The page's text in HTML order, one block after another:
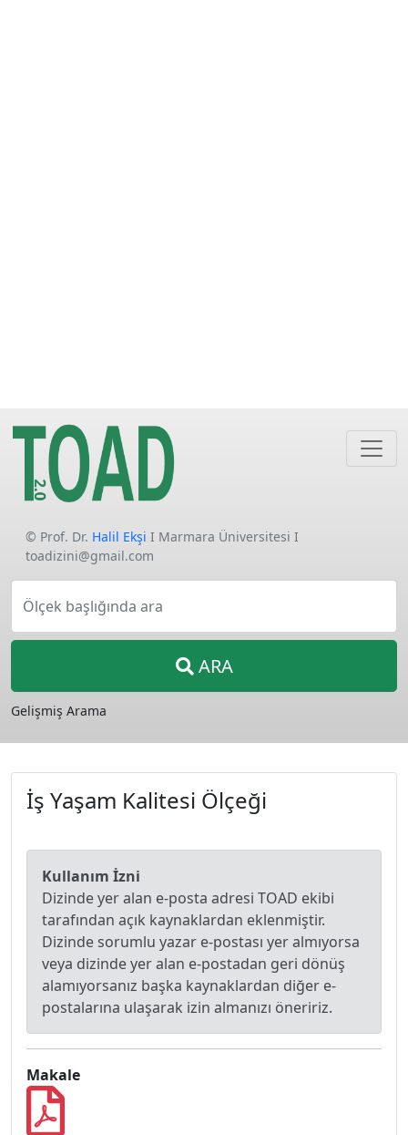
© Prof. Dr. Halil Ekşi I Marmara Üniversitesi I
toadizini@gmail.com
Ölçek başlığında ara
ARA
Gelişmiş Arama
İş Yaşam Kalitesi Ölçeği
Kullanım İzni
Dizinde yer alan e-posta adresi TOAD ekibi
tarafından açık kaynaklardan eklenmiştir.
Dizinde sorumlu yazar e-postası yer almıyorsa
veya dizinde yer alan e-postadan geri dönüş
alamıyorsanız başka kaynaklardan diğer e-
postalarına ulaşarak izin almanızı öneririz.
Makale